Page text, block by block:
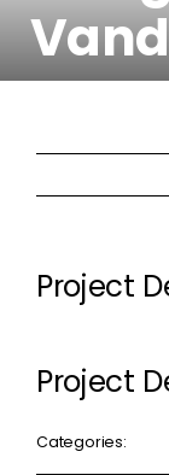
Contatti
Project
Project
Categories: